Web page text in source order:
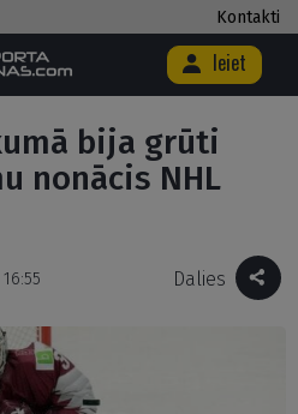
Kontakti
Ieiet
bija grūti noticēt, ka esmu
bija grūti
nonācis NHL
Dalies